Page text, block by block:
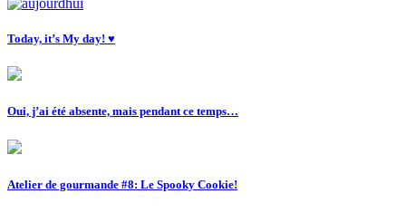
Today, it’s My day! ♥
Oui, j’ai été absente, mais pendant ce temps…
Atelier de gourmande #8: Le Spooky Cookie!